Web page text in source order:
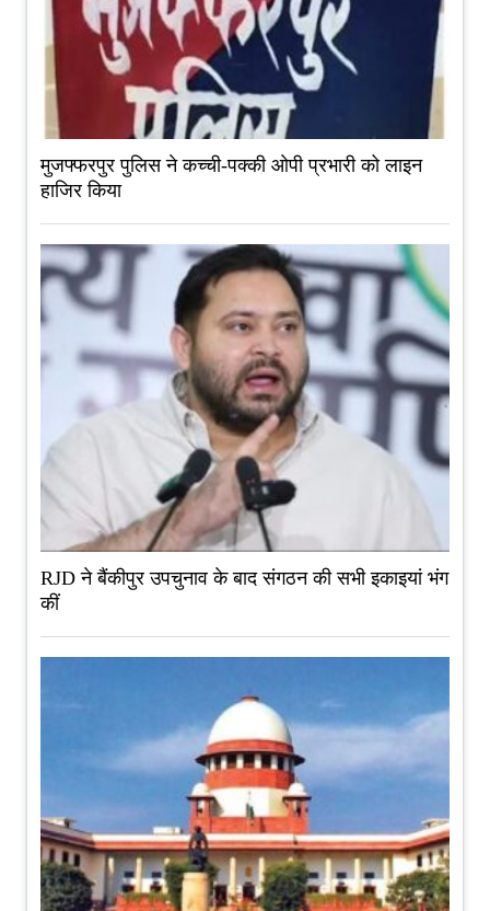
मुजफ्फरपुर पुलिस ने कच्ची-पक्की ओपी प्रभारी को लाइन
हाजिर किया
RJD ने बैंकीपुर उपचुनाव के बाद संगठन की सभी इकाइयां भंग
कीं